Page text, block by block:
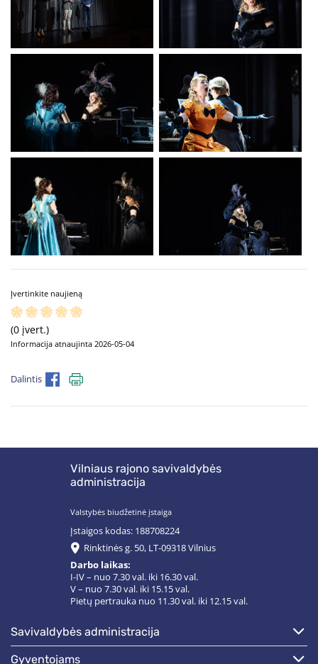
Įvertinkite naujieną
(0 įvert.)
Informacija atnaujinta 2026-05-04
Dalintis
Vilniaus rajono savivaldybės
administracija
Valstybės biudžetinė įstaiga
Įstaigos kodas: 188708224
Rinktinės g. 50, LT-09318 Vilnius
Darbo laikas:
I-IV – nuo 7.30 val. iki 16.30 val.
V – nuo 7.30 val. iki 15.15 val.
Pietų pertrauka nuo 11.30 val. iki 12.15 val.
savivaldybės administracija
gyventojams